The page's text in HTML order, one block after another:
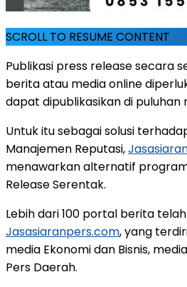
SCROLL TO RESUME CONTENT
Publikasi press release secara
berita atau media online
dapat dipublikasikan di puluhan
Untuk itu sebagai solusi
Manajemen Reputasi,
menawarkan alternatif
Release Serentak.
Lebih dari 100 portal berita
Jasasiaranpers.com, yang
media Ekonomi dan Bisnis,
Pers Daerah.